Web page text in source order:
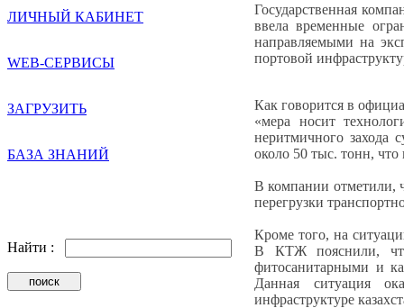
ЛИЧНЫЙ КАБИНЕТ
WEB-СЕРВИСЫ
ЗАГРУЗИТЬ
БАЗА ЗНАНИЙ
Найти :
Государственная
ввела временные
направляемыми на
портовой
Как говорится в
«мера носит
неритмичного захода
около 50 тыс. тонн,
В компании отметили,
перегрузки
Кроме того, на
В КТЖ пояснили, что
фитосанитарными и
Данная ситуация
инфраструктуре